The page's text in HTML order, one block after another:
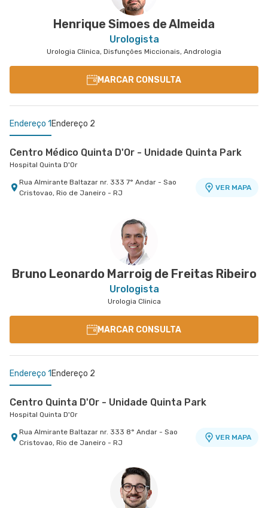
Henrique Simoes de Almeida
Urologista
Urologia Clinica, Disfunções Miccionais, Andrologia
MARCAR CONSULTA
Endereço 1 Endereço 2
Centro Médico Quinta D'Or - Unidade Quinta Park
Hospital Quinta D'Or
Rua Almirante Baltazar nr. 333 7° Andar - Sao
Cristovao, Rio de Janeiro - RJ
VER MAPA
Estrada Dos Tres Rios nr. 1366 - Freguesia
Jacarepagua, Rio de Janeiro - RJ
Bruno Leonardo Marroig de Freitas Ribeiro
Urologista
Urologia Clinica
MARCAR CONSULTA
Endereço 1 Endereço 2
Centro Quinta D'Or - Unidade Quinta Park
Hospital Quinta D'Or
Rua Almirante Baltazar nr. 333 8° Andar - Sao
Cristovao, Rio de Janeiro - RJ
VER MAPA
Rua Carolina Machado nr. 38 - Cascadura, Rio de